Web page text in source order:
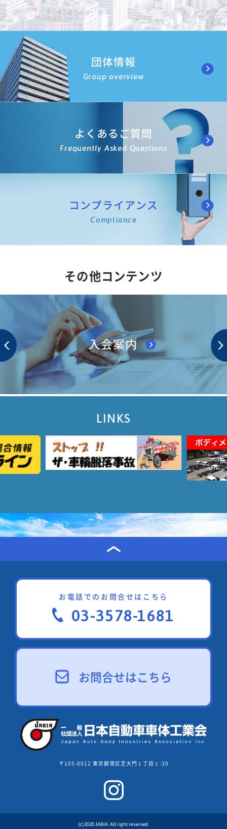
団体情報
Group overview
よくあるご質問
Frequently Asked Questions
コンプライアンス
Compliance
その他コンテンツ
LINKS
お電話でのお問合せはこちら
03-3578-1681
お問合せはこちら
〒105-0012 東京都港区芝大門１丁目１-30
(c)2020 JABIA. All right reserved.